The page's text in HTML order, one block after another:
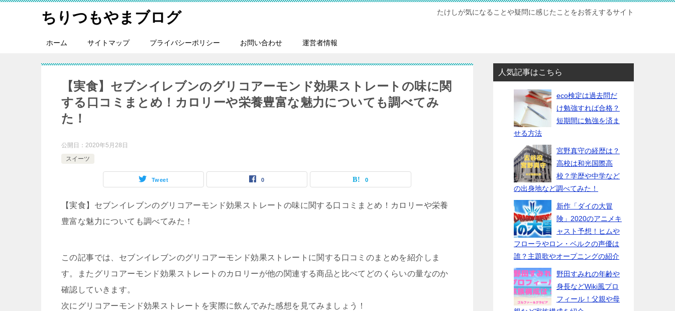
ちりつもやまブログ たけしが気になることや疑問に感じたことをお答えするサイト
ホーム サイトマップ プライバシーポリシー お問い合わせ 運営者情報
【実食】セブンイレブンのグリコアーモンド効果ストレートの味に関
する口コミまとめ！カロリーや栄養豊富な魅力についても調べてみ
た！
公開日： 2020年5月28日
スイーツ
Tweet 0 0
【実食】セブンイレブンのグリコアーモンド効果ストレートの味に関する口コミまとめ！カロリーや栄養
豊富な魅力についても調べてみた！
この記事では、セブンイレブンのグリコアーモンド効果ストレートに関する口コミのまとめを紹介しま
す。またグリコアーモンド効果ストレートのカロリーが他の関連する商品と比べてどのくらいの量なのか
確認していきます。
次にグリコアーモンド効果ストレートを実際に飲んでみた感想を見てみましょう！
人気記事はこちら
eco検定は過去問だ
け勉強すれば合格？
短期間に勉強を済ま
せる方法
宮野真守の経歴は？
高校は和光国際高
校？学歴や中学など
の出身地など調べてみた！
新作「ダイの大冒
険」2020のアニメキ
ャスト予想！ヒムや
フローラやロン・ベルクの声優は
誰？主題歌やオープニングの紹介
野田すみれの年齢や
身長などWiki風プロ
フィール！父親や母